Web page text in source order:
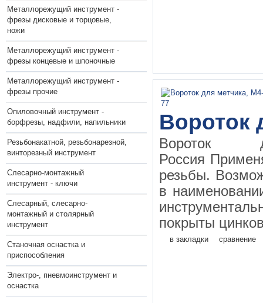
Металлорежущий инструмент -
фрезы дисковые и торцовые,
ножи
Металлорежущий инструмент -
фрезы концевые и шпоночные
Металлорежущий инструмент -
фрезы прочие
Опиловочный инструмент -
борфрезы, надфили, напильники
Резьбонакатной, резьбонарезной,
винторезный инструмент
Слесарно-монтажный
инструмент - ключи
Слесарный, слесарно-
монтажный и столярный
инструмент
Станочная оснастка и
приспособления
Электро-, пневмоинструмент и
оснастка
Вороток
Вороток
Россия
резьбы.
в
покрыты
в закладки сравнение